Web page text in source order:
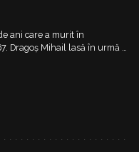
ani care a murit în
Dragoș Mihail lasă în urmă o